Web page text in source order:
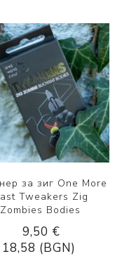
за зиг One More
Tweakers Zig
Zombies Bodies
9,50 €
18,58 (BGN)